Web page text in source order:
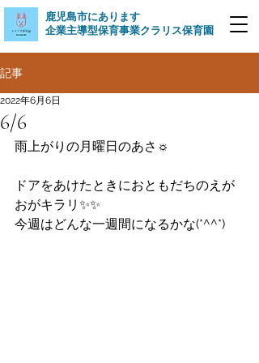
​鹿児島市にあります
企業主導型保育事業クラリス保育園
記事
6/6
2022年6月6日
雨上がりの月曜日のあさ☼
ドアをあけたときにおともだちのえが
おがキラリ✨✨
今週はどんな一週間になるかな(*^^*)